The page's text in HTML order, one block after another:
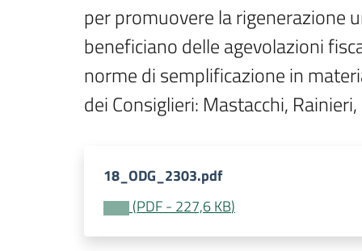
per promuovere la rigenerazione
beneficiano delle agevolazioni
norme di semplificazione in
dei Consiglieri: Mastacchi,
18_ODG_2303.pdf
(PDF- 227,6 KB)